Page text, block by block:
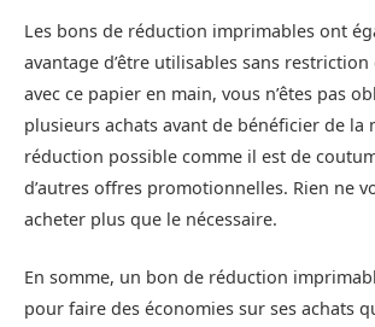
Les bons de réduction imprimables ont
avantage d’être utilisables sans restriction
avec ce papier en main, vous n’êtes pas
plusieurs achats avant de bénéficier de la
réduction possible comme il est de
d’autres offres promotionnelles. Rien ne
acheter plus que le nécessaire.
En somme, un bon de réduction
pour faire des économies sur ses achats